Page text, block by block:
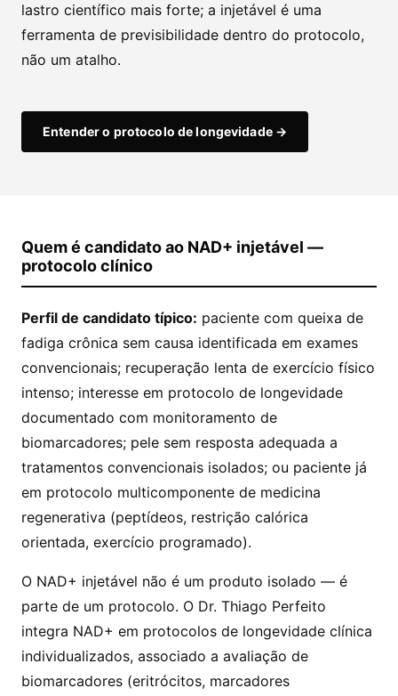
lastro científico mais forte; a injetável é uma
ferramenta de previsibilidade dentro do protocolo,
não um atalho.
Entender o protocolo de longevidade →
Quem é candidato ao NAD+ injetável —
protocolo clínico
Perfil de candidato típico: paciente com queixa de
fadiga crônica sem causa identificada em exames
convencionais; recuperação lenta de exercício físico
intenso; interesse em protocolo de longevidade
documentado com monitoramento de
biomarcadores; pele sem resposta adequada a
tratamentos convencionais isolados; ou paciente já
em protocolo multicomponente de medicina
regenerativa (peptídeos, restrição calórica
orientada, exercício programado).
O NAD+ injetável não é um produto isolado — é
parte de um protocolo. O Dr. Thiago Perfeito
integra NAD+ em protocolos de longevidade clínica
individualizados, associado a avaliação de
biomarcadores (eritrócitos, marcadores